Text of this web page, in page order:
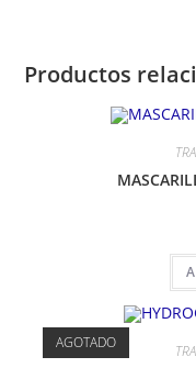
Productos
AGOTADO